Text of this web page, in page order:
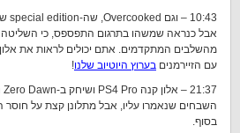
אבל כנראה שמשהו בתרגום התפספס, כי השליטה
מהשלבים המתקדמים. אתם יכולים לראות את אלון
עם הזיירמנים בערוץ היוטיוב שלנו!
השבחים שנאמרו עליו, אבל מתלונן קצת על
בסוף.